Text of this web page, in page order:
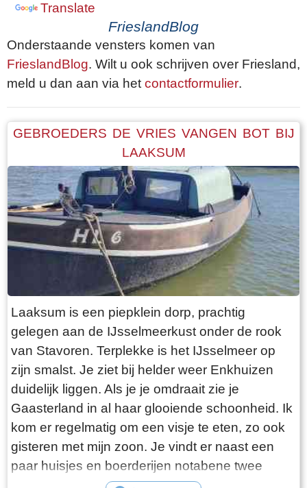
Translate
FrieslandBlog
Onderstaande vensters komen van
FrieslandBlog. Wilt u ook schrijven over Friesland,
meld u dan aan via hetcontactformulier.
GEBROEDERS DE VRIES VANGEN BOT BIJ
LAAKSUM
Laaksum is een piepklein dorp, prachtig
gelegen aan de IJsselmeerkust onder de rook
van Stavoren. Terplekke is het IJsselmeer op
zijn smalst. Je ziet bij helder weer Enkhuizen
duidelijk liggen. Als je je omdraait zie je
Gaasterland in al haar glooiende schoonheid. Ik
kom er regelmatig om een visje te eten, zo ook
gisteren met mijn zoon. Je vindt er naast een
paar huisjes en boerderijen notabene twee
visrestaurants op steenworp afstand van elkaar.